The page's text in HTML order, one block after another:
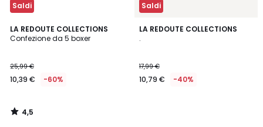
Saldi
LA REDOUTE COLLECTIONS
Confezione da 5 boxer
25,99 €
10,39 € -60%
4,5
/ 5
4,5
/
Saldi
LA REDOUTE COLLECTIONS
.
17,99 €
10,79 € -40%